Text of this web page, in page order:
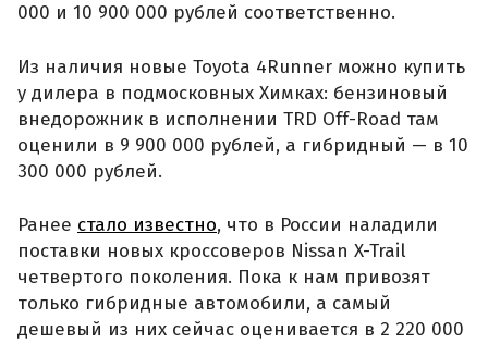
000 и 10 900 000 рублей соответственно.
Из наличия новые Toyota 4Runner можно купить
у дилера в подмосковных Химках: бензиновый
внедорожник в исполнении TRD Off-Road там
оценили в 9 900 000 рублей, а гибридный — в 10
300 000 рублей.
Ранее стало известно, что в России наладили
поставки новых кроссоверов Nissan X-Trail
четвертого поколения. Пока к нам привозят
только гибридные автомобили, а самый
дешевый из них сейчас оценивается в 2 220 000